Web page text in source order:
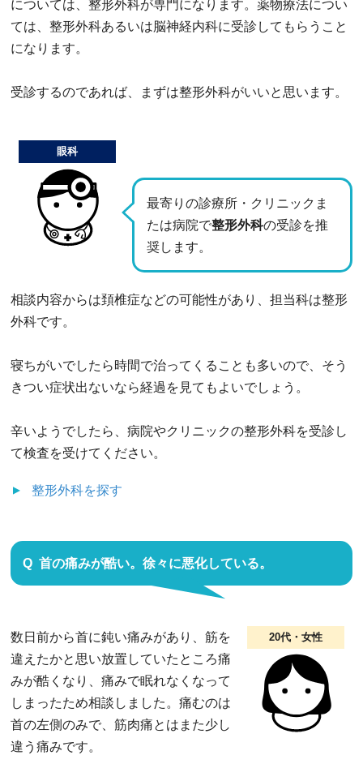
については、整形外科が専門になります。薬物療法につい
ては、整形外科あるいは脳神経内科に受診してもらうこと
になります。
受診するのであれば、まずは整形外科がいいと思います。
最寄りの診療所・クリニックま
たは病院で整形外科の受診を推
奨します。
眼科
相談内容からは頚椎症などの可能性があり、担当科は整形
外科です。
寝ちがいでしたら時間で治ってくることも多いので、そう
きつい症状出ないなら経過を見てもよいでしょう。
辛いようでしたら、病院やクリニックの整形外科を受診し
て検査を受けてください。
整形外科を探す
首の痛みが酷い。徐々に悪化している。
20代・女性
数日前から首に鈍い痛みがあり、筋を
違えたかと思い放置していたところ痛
みが酷くなり、痛みで眠れなくなって
しまったため相談しました。痛むのは
首の左側のみで、筋肉痛とはまた少し
違う痛みです。